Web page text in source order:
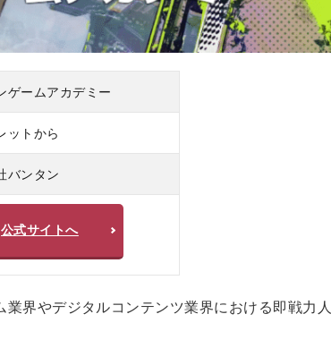
ゲームアカデミー
ットから
バンタン
公式サイトへ
業界やデジタルコンテンツ業界における即戦力